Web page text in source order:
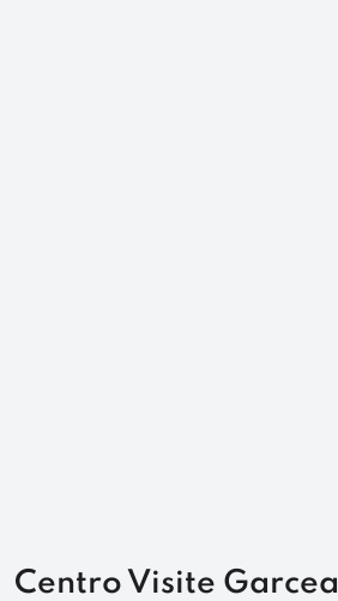
Centro Visite Garcea